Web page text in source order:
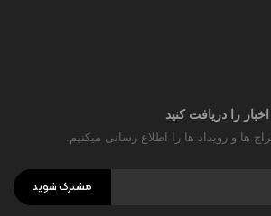
را دریافت کنید
ها و رویداد ها را اطلاع رسانی میکنیم.
مشترک شوید